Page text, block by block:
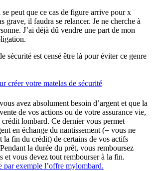
peut que ce cas de figure arrive pour x
grave, il faudra se relancer. Je ne cherche à
J’ai déjà dû vendre une part de mon
sécurité est censé être là pour éviter ce genre
créer votre matelas de sécurité
avez absolument besoin d’argent et que la
de vos actions ou de votre assurance vie,
lombard. Ce dernier vous permet
en échange du nantissement (= vous ne
la fin du crédit) de certains de vos actifs
la durée du prêt, vous remboursez
et vous devez tout rembourser à la fin.
par exemple l’offre mylombard.